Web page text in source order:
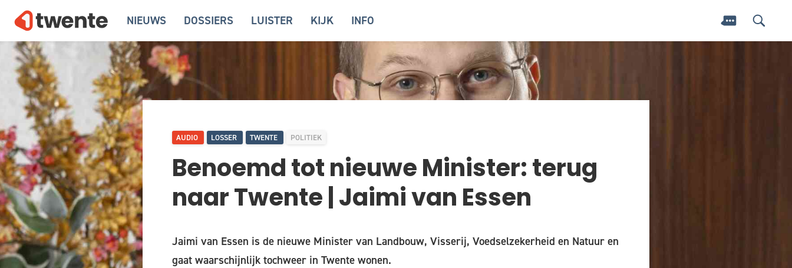
NIEUWS DOSSIERS LUISTER KIJK INFO
AUDIO LOSSER TWENTE POLITIEK
Benoemd tot nieuwe Minister: terug
naar Twente | Jaimi van Essen
Jaimi van Essen is de nieuwe Minister van Landbouw, Visserij, Voedselzekerheid en Natuur en
gaat waarschijnlijk tochweer in Twente wonen.